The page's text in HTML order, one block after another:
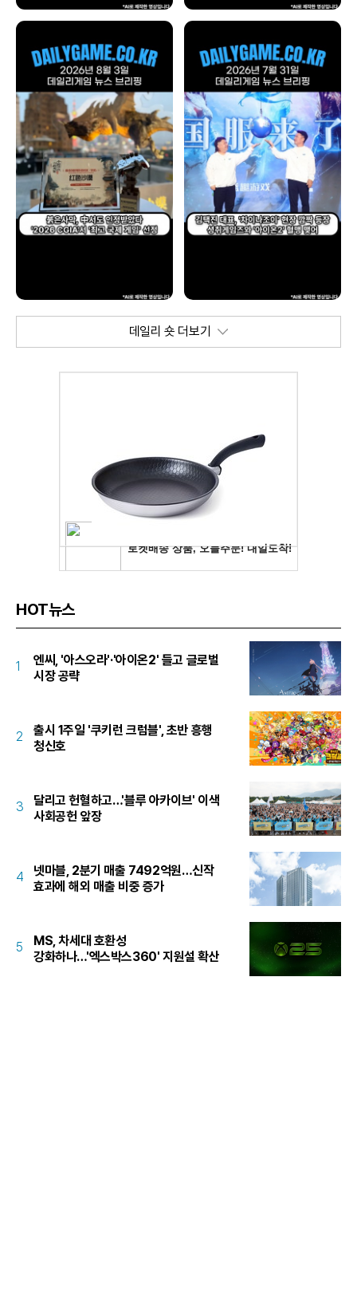
데일리 숏 더보기
HOT뉴스
1
엔씨, '아스오라'·'아이온2' 들고 글로벌
시장 공략
2
출시 1주일 '쿠키런 크럼블', 초반 흥행
청신호
3
달리고 헌혈하고…'블루 아카이브' 이색
사회공헌 앞장
4
넷마블, 2분기 매출 7492억원…신작
효과에 해외 매출 비중 증가
5
MS, 차세대 호환성
강화하나…'엑스박스360' 지원설 확산